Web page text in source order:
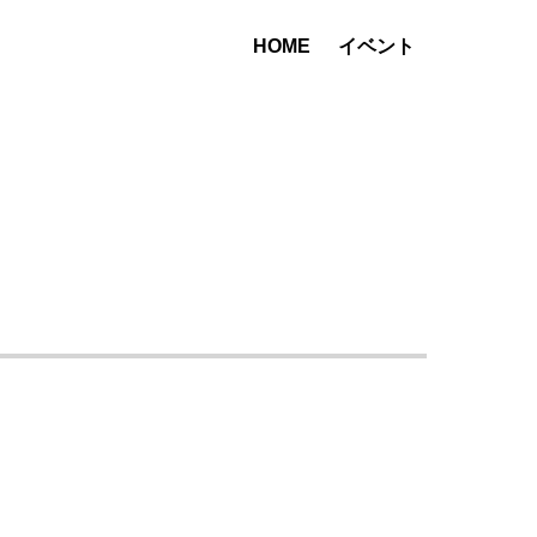
HOME イベント